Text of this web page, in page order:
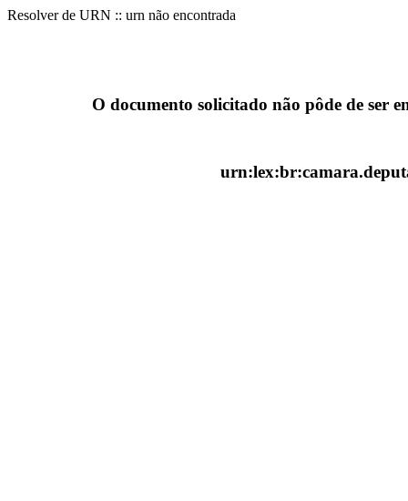
Resolver de URN :: urn não encontrada
O documento solicitado não pôde de ser